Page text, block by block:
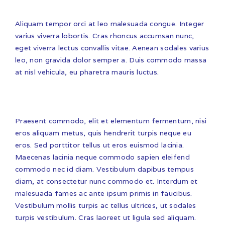
Aliquam tempor orci at leo malesuada congue. Integer
varius viverra lobortis. Cras rhoncus accumsan nunc,
eget viverra lectus convallis vitae. Aenean sodales varius
leo, non gravida dolor semper a. Duis commodo massa
at nisl vehicula, eu pharetra mauris luctus.
Praesent commodo, elit et elementum fermentum, nisi
eros aliquam metus, quis hendrerit turpis neque eu
eros. Sed porttitor tellus ut eros euismod lacinia.
Maecenas lacinia neque commodo sapien eleifend
commodo nec id diam. Vestibulum dapibus tempus
diam, at consectetur nunc commodo et. Interdum et
malesuada fames ac ante ipsum primis in faucibus.
Vestibulum mollis turpis ac tellus ultrices, ut sodales
turpis vestibulum. Cras laoreet ut ligula sed aliquam.